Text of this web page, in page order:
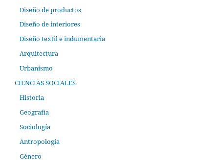
Diseño de productos
Diseño de interiores
Diseño textil e indumentaria
Arquitectura
Urbanismo
CIENCIAS SOCIALES
Historia
Geografía
Sociología
Antropología
Género